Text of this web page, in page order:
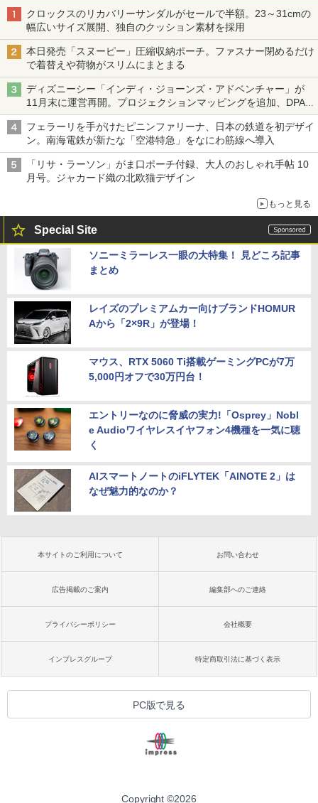
クロックスのリカバリーサンダルがセールで半額。23～31cmの
幅広いサイズ展開、独自のクッション素材を採用
本日発売「スヌーピー」圧縮収納ポーチ。ファスナー閉めるだけ
で着替えや荷物がスリムにまとまる
ディズニーシー「インディ・ジョーンズ・アドベンチャー」が
11月末に運営再開。プロジェクションマッピングを追加、DPA
は1500円
フェラーリを手がけたピニンファリーナ、日本の鉄道を初デザイ
ン。南海電鉄が新たな「空港特急」をなにわ筋線へ導入
「リサ・ラーソン」がま口ポーチ付録、大人のおしゃれ手帖 10
月号。ジャカード織の北欧猫デザイン
もっと見る
Special Site
ソニーミラーレス一眼の大特集！ 見どころ記事
まとめ
レイズのプレミアムカー向けブランドHOMUR
Aから「2×9R」が登場！
マウス、RTX 5060 Ti搭載ゲーミングPCが7万
5,000円オフで30万円台！
エントリーなのに脅威の実力!「Osprey」Nobl
e Audioワイヤレスイヤフォン4機種を一気に聴
く
AIスマートノートのiFLYTEK「AINOTE 2」は
なぜ魅力的なのか？
本サイトのご利用について お問い合わせ
広告掲載のご案内 編集部へのご連絡
プライバシーポリシー 会社概要
インプレスグループ 特定商取引法に基づく表示
PC版で見る
Copyright ©2026